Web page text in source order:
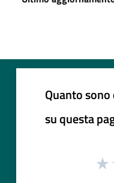
Quanto
su questa